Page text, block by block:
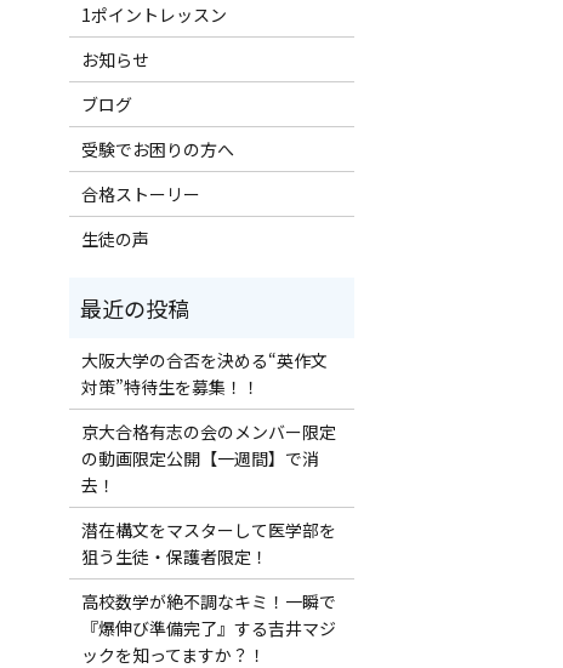
1ポイントレッスン
お知らせ
ブログ
受験でお困りの方へ
合格ストーリー
生徒の声
大阪大学の合否を決める“英作文
対策”特待生を募集！！
京大合格有志の会のメンバー限定
の動画限定公開【一週間】で消
去！
潜在構文をマスターして医学部を
狙う生徒・保護者限定！
高校数学が絶不調なキミ！一瞬で
『爆伸び準備完了』する吉井マジ
ックを知ってますか？！